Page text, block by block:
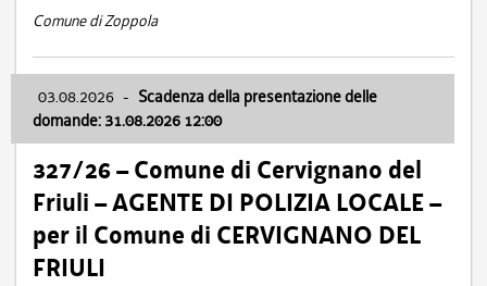
Comune di Zoppola
03.08.2026 - Scadenza della presentazione delle
domande: 31.08.2026 12:00
327/26 – Comune di Cervignano del
Friuli – AGENTE DI POLIZIA LOCALE –
per il Comune di CERVIGNANO DEL
FRIULI